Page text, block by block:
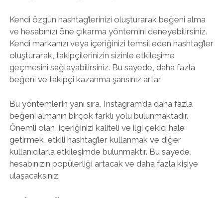
Kendi özgün hashtag’lerinizi oluşturarak beğeni alma
ve hesabınızı öne çıkarma yöntemini deneyebilirsiniz.
Kendi markanızı veya içeriğinizi temsil eden hashtag’ler
oluşturarak, takipçilerinizin sizinle etkileşime
geçmesini sağlayabilirsiniz. Bu sayede, daha fazla
beğeni ve takipçi kazanma şansınız artar.
Bu yöntemlerin yanı sıra, Instagram’da daha fazla
beğeni almanın birçok farklı yolu bulunmaktadır.
Önemli olan, içeriğinizi kaliteli ve ilgi çekici hale
getirmek, etkili hashtag’ler kullanmak ve diğer
kullanıcılarla etkileşimde bulunmaktır. Bu sayede,
hesabınızın popülerliği artacak ve daha fazla kişiye
ulaşacaksınız.